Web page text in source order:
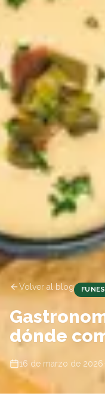
Volver al blog
dónde
16 de marzo de 2026·